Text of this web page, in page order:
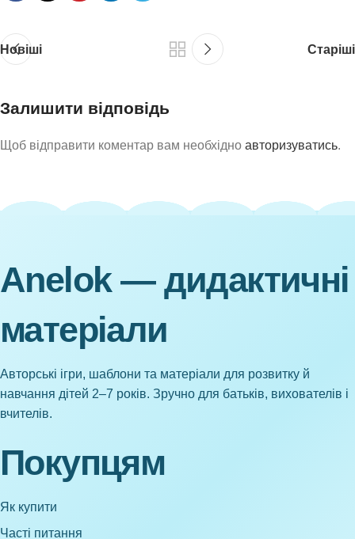
Новіші Старіші
Залишити відповідь
Щоб відправити коментар вам необхідно авторизуватись.
Anelok — дидактичні
матеріали
Авторські ігри, шаблони та матеріали для розвитку й
навчання дітей 2–7 років. Зручно для батьків, вихователів і
вчителів.
Покупцям
Як купити
Часті питання